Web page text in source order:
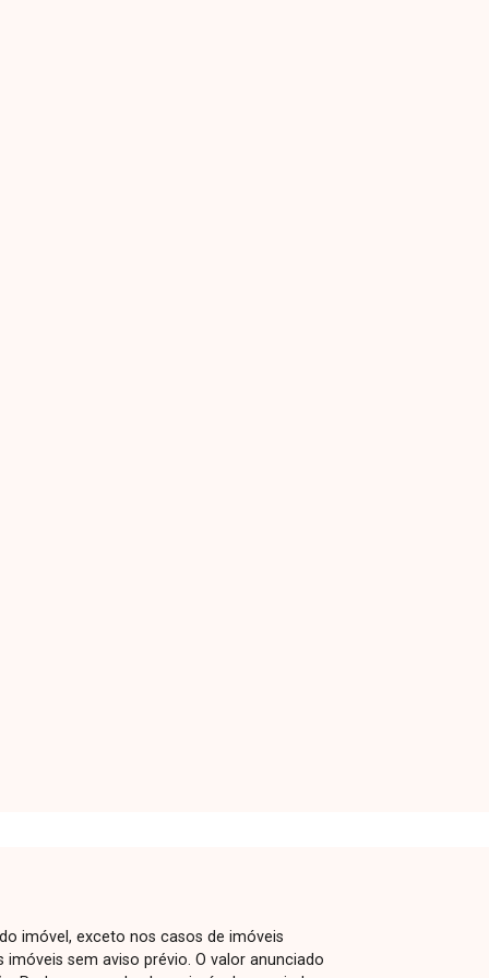
imóvel, exceto nos casos de imóveis
sem aviso prévio. O valor anunciado